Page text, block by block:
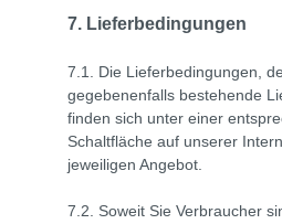
7. Lieferbedingungen
7.1. Die Lieferbedingungen,
gegebenenfalls bestehende
finden sich unter einer
Schaltfläche auf unserer
jeweiligen Angebot.
7.2. Soweit Sie Verbraucher